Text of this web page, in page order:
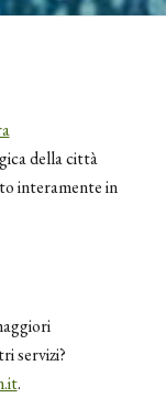
della città
interamente in
servizi?
.